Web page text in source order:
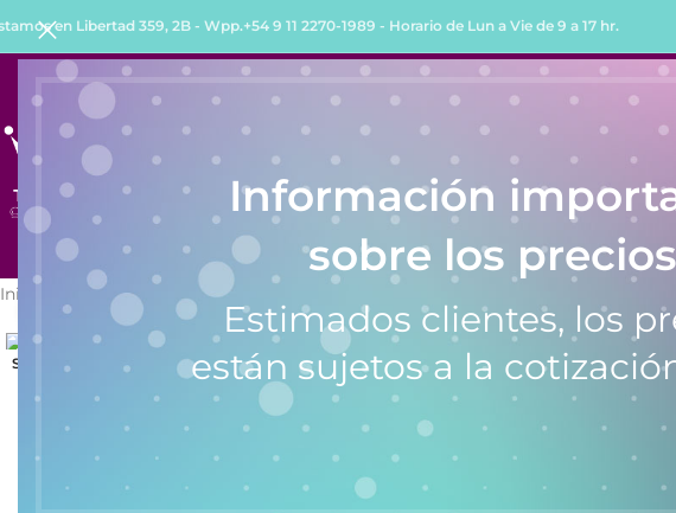
Información
sobre los precios
Estimados clientes, los
están sujetos a la
en Libertad 359, 2B - Wpp.+54 9 11 2270-1989 - Horario de Lun a Vie de 9 a 17 hr.
INICIO TIENDA QUIENES SOMOS COMO COMPRAR COMPRAR POR
Inicio Relojes /Relojes de Mujer
SOLD OUT
Click to enlarge